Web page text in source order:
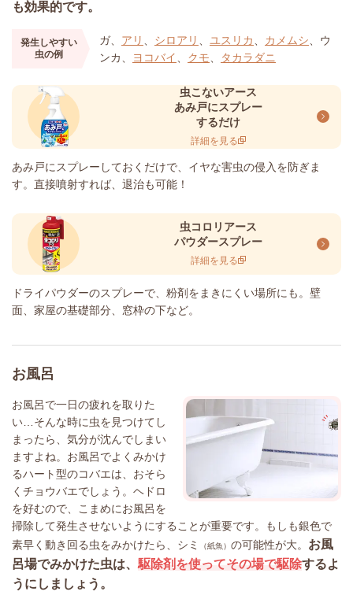
も効果的です。
発生しやすい
虫の例
ガ、 アリ シロアリ ユスリカ カメムシ 、ウ
ンカ、
ヨコバイ クモ タカラダニ
虫こないアース
あみ戸にスプレー
するだけ
詳細を見る
あみ戸にスプレーしておくだけで、イヤな害虫の侵入を防ぎま
す。直接噴射すれば、退治も可能！
虫コロリアース
パウダースプレー
詳細を見る
ドライパウダーのスプレーで、粉剤をまきにくい場所にも。壁
面、家屋の基礎部分、窓枠の下など。
お風呂
お風呂で一日の疲れを取りた
い…そんな時に虫を見つけてし
まったら、気分が沈んでしまい
ますよね。お風呂でよくみかけ
るハート型のコバエは、おそら
くチョウバエでしょう。ヘドロ
を好むので、こまめにお風呂を
掃除して発生させないようにすることが重要です。もしも銀色で
素早く動き回る虫をみかけたら、シミ
（紙魚） の可能性が大。 お風
呂場でみかけた虫は、 駆除剤を使ってその場で駆除するよ
うにしましょう。